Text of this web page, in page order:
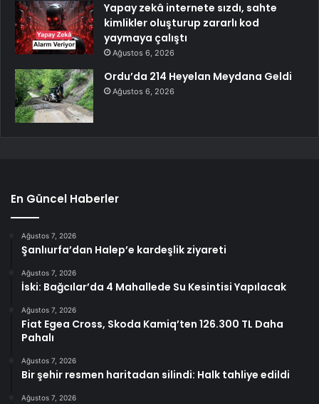
Yapay zekâ internete sızdı, sahte
kimlikler oluşturup zararlı kod
yaymaya çalıştı
Ağustos 6, 2026
Ordu’da 214 Heyelan Meydana Geldi
Ağustos 6, 2026
En Güncel Haberler
Ağustos 7, 2026
Şanlıurfa’dan Halep’e kardeşlik ziyareti
Ağustos 7, 2026
İski: Bağcılar’da 4 Mahallede Su Kesintisi Yapılacak
Ağustos 7, 2026
Fiat Egea Cross, Skoda Kamiq’ten 126.300 TL Daha
Pahalı
Ağustos 7, 2026
Bir şehir resmen haritadan silindi: Halk tahliye edildi
Ağustos 7, 2026